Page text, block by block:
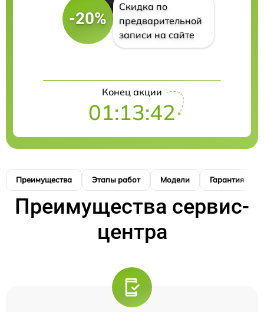
-20%
Скидка по
предварительной
записи на сайте
Конец акции
01:13:41
Преимущества Этапы работ Модели Гарантия
Преимущества сервис-
центра